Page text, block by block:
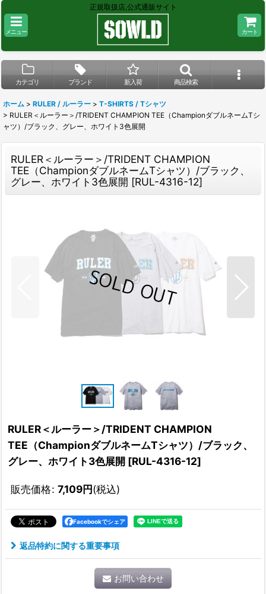
正規取扱店,公式通販サイト
メニュー カート
カテゴリ ブランド 新入荷 商品検索
ホーム > RULER / ルーラー > T-SHIRTS / Tシャツ
> RULER＜ルーラー＞/TRIDENT CHAMPION TEE（ChampionダブルネームTシ
ャツ）/ブラック、グレー、ホワイト3色展開
RULER＜ルーラー＞/TRIDENT CHAMPION
TEE（ChampionダブルネームTシャツ）/ブラック、
グレー、ホワイト3色展開 [RUL-4316-12]
RULER＜ルーラー＞/TRIDENT CHAMPION
TEE（ChampionダブルネームTシャツ）/ブラック、
グレー、ホワイト3色展開 [RUL-4316-12]
販売価格: 7,109円(税込)
Facebookでシェア
返品特約に関する重要事項
お問い合わせ